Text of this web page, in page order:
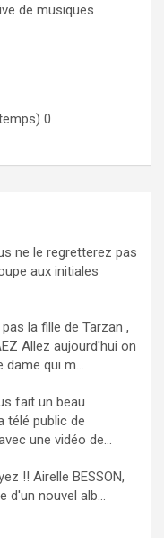
de musiques
0
ne le regretterez pas
aux initiales
la fille de Tarzan ,
Allez aujourd'hui on
dame qui m...
fait un beau
télé public de
une vidéo de...
!! Airelle BESSON,
d'un nouvel alb...